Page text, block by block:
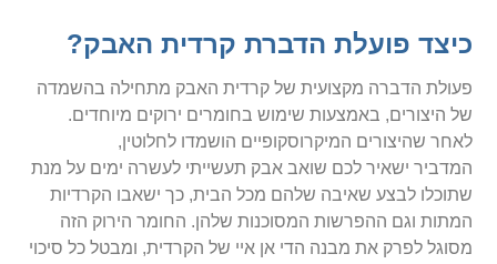
כיצד פועלת הדברת קרדית האבק?
פעולת הדברה מקצועית של קרדית האבק מתחילה בהשמדה
של היצורים, באמצעות שימוש בחומרים ירוקים מיוחדים.
לאחר שהיצורים המיקרוסקופיים הושמדו לחלוטין,
המדביר ישאיר לכם שואב אבק תעשייתי לעשרה ימים על מנת
שתוכלו לבצע שאיבה שלהם מכל הבית, כך ישאבו הקרדיות
המתות וגם ההפרשות המסוכנות שלהן. החומר הירוק הזה
מסוגל לפרק את מבנה הדי אן איי של הקרדית, ומבטל כל סיכוי